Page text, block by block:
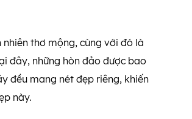
thơ mộng, cùng với đó là
đây, những hòn đảo được bao
đều mang nét đẹp riêng, khiến
này.